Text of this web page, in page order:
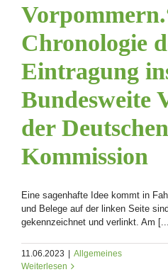
Chronologie
Eintragung
Bundesweite
der
Kommission
Eine sagenhafte Idee kommt in
und Belege auf der linken Seite
gekennzeichnet und verlinkt. Am
11.06.2023 | Allgemeines
Weiterlesen